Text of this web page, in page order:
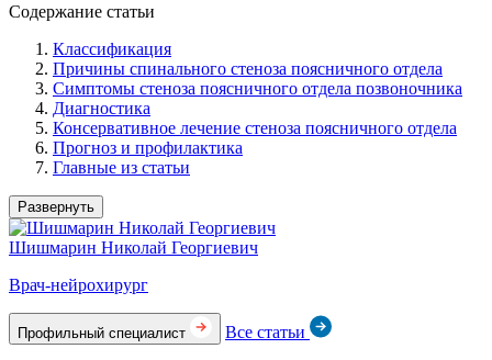
Содержание статьи
Классификация
Причины спинального стеноза поясничного отдела
Симптомы стеноза поясничного отдела позвоночника
Диагностика
Консервативное лечение стеноза поясничного отдела
Прогноз и профилактика
Главные из статьи
Развернуть
Шишмарин Николай Георгиевич
Врач-нейрохирург
Профильный специалист Все статьи